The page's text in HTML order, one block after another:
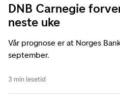
DNB Carnegie
neste uke
Vår prognose er at Norges
september.
3 min lesetid